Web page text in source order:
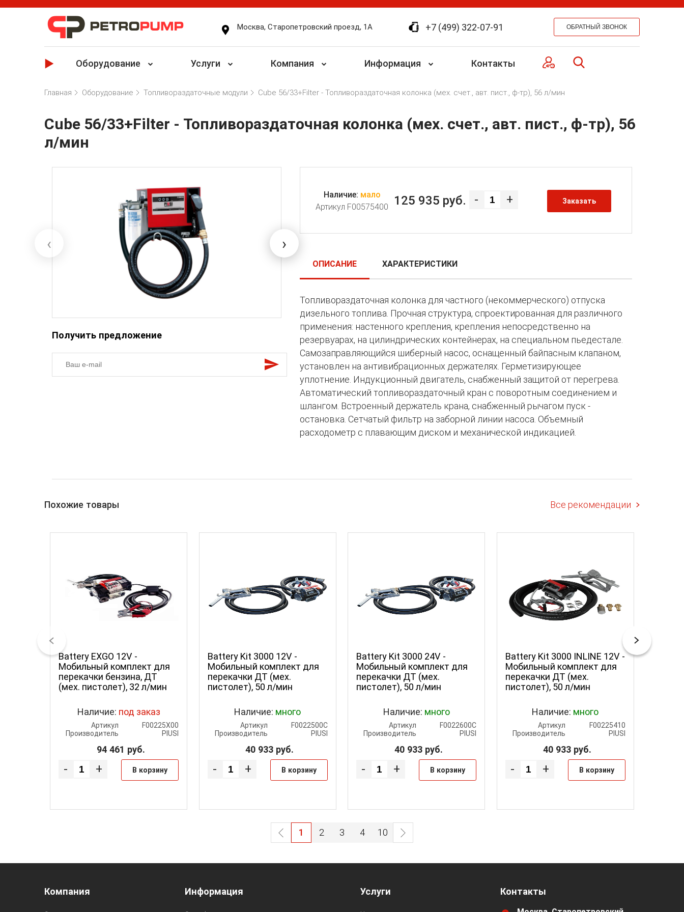
Москва, Старопетровский проезд, 1А +7 (499) 322-07-91
Оборудование Услуги Компания Информация Контакты
Главная Оборудование Топливораздаточные модули Cube 56/33+Filter - Топливораздаточная колонка (мех. счет., авт. пист., ф-тр), 56 л/мин
Cube 56/33+Filter - Топливораздаточная колонка (мех. счет., авт. пист., ф-тр), 56
л/мин
‹ ›
Получить предложение
Наличие: мало
Артикул F00575400
125 935 руб. - + Заказать
ОПИСАНИЕ ХАРАКТЕРИСТИКИ
Топливораздаточная колонка для частного (некоммерческого) отпуска
дизельного топлива. Прочная структура, спроектированная для различного
применения: настенного крепления, крепления непосредственно на
резервуарах, на цилиндрических контейнерах, на специальном пьедестале.
Самозаправляющийся шиберный насос, оснащенный байпасным клапаном,
установлен на антивибрационных держателях. Герметизирующее
уплотнение. Индукционный двигатель, снабженный защитой от перегрева.
Автоматический топливораздаточный кран с поворотным соединением и
шлангом. Встроенный держатель крана, снабженный рычагом пуск -
остановка. Сетчатый фильтр на заборной линии насоса. Объемный
расходометр с плавающим диском и механической индикацией.
Похожие товары Все рекомендации
Battery EXGO 12V -
Мобильный комплект для
перекачки бензина, ДТ
(мех. пистолет), 32 л/мин
Наличие: под заказ
Артикул
F00225X00
Производитель
PIUSI
94 461 руб.
- + В корзину
Battery Kit 3000 12V -
Мобильный комплект для
перекачки ДТ (мех.
пистолет), 50 л/мин
Наличие: много
Артикул
F0022500C
Производитель
PIUSI
40 933 руб.
- + В корзину
Battery Kit 3000 24V -
Мобильный комплект для
перекачки ДТ (мех.
пистолет), 50 л/мин
Наличие: много
Артикул
F0022600C
Производитель
PIUSI
40 933 руб.
- + В корзину
Battery Kit 3000 INLINE 12V -
Мобильный комплект для
перекачки ДТ (мех.
пистолет), 50 л/мин
Наличие: много
Артикул
F00225410
Производитель
PIUSI
40 933 руб.
- + В корзину
1 2 3 4 10
Компания Информация Услуги Контакты